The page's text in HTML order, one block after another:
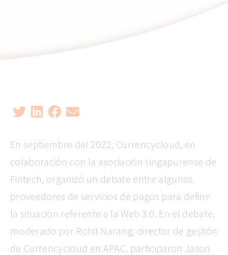
En septiembre del 2022, Currencycloud, en
colaboración con la asociación singapurense de
Fintech, organizó un debate entre algunos
proveedores de servicios de pagos para definir
la situación referente a la Web 3.0. En el debate,
moderado por Rohit Narang, director de gestión
de Currencycloud en APAC, participaron Jason